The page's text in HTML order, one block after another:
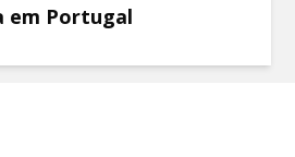
em Portugal